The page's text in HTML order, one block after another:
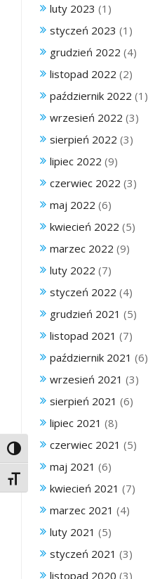
Toggle High Contrast
Toggle Font size
luty 2023 (1)
styczeń 2023 (1)
grudzień 2022 (4)
listopad 2022 (2)
październik 2022 (1)
wrzesień 2022 (3)
sierpień 2022 (3)
lipiec 2022 (9)
czerwiec 2022 (3)
maj 2022 (6)
kwiecień 2022 (5)
marzec 2022 (9)
luty 2022 (7)
styczeń 2022 (4)
grudzień 2021 (5)
listopad 2021 (7)
październik 2021 (6)
wrzesień 2021 (3)
sierpień 2021 (6)
lipiec 2021 (8)
czerwiec 2021 (5)
maj 2021 (6)
kwiecień 2021 (7)
marzec 2021 (4)
luty 2021 (5)
styczeń 2021 (3)
listopad 2020 (3)